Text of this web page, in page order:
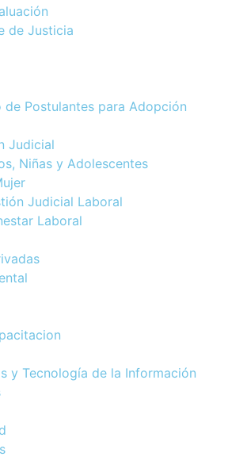
de Justicia
de Postulantes para Adopción
Judicial
Niñas y Adolescentes
Judicial Laboral
Laboral
y Tecnología de la Información